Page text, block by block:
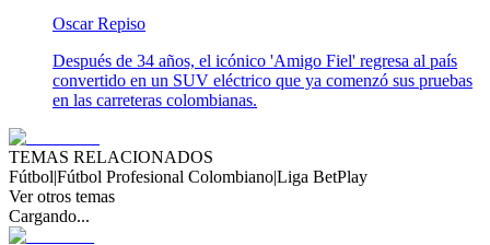
Oscar Repiso
Después de 34 años, el icónico 'Amigo Fiel' regresa al país
convertido en un SUV eléctrico que ya comenzó sus pruebas
en las carreteras colombianas.
TEMAS RELACIONADOS
Fútbol|Fútbol Profesional Colombiano|Liga BetPlay
Ver otros temas
Cargando...